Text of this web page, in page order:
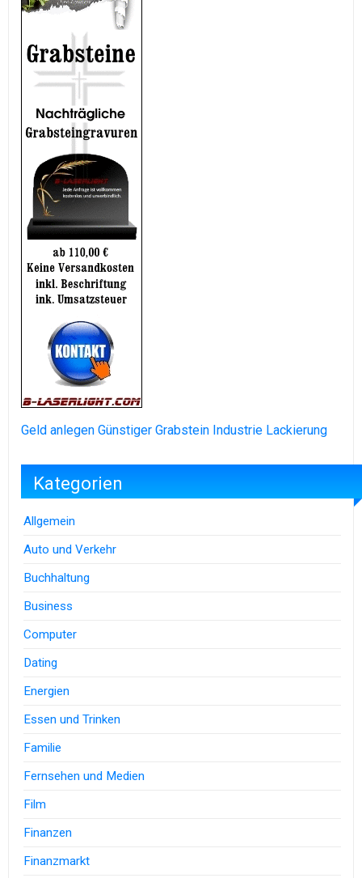
Geld anlegen Günstiger Grabstein Industrie Lackierung
Kategorien
Allgemein
Auto und Verkehr
Buchhaltung
Business
Computer
Dating
Energien
Essen und Trinken
Familie
Fernsehen und Medien
Film
Finanzen
Finanzmarkt